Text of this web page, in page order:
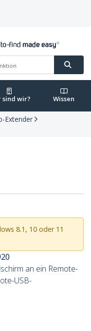
sind wir? Wissen
Extender
8.1, 10 oder 11
an ein Remote-
USB-